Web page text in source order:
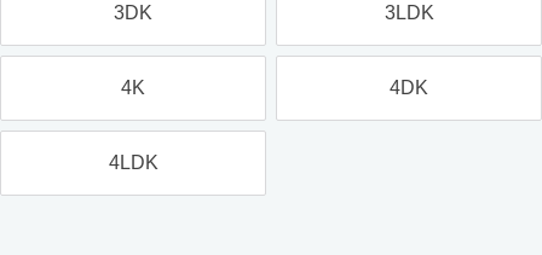
3DK 3LDK
4K 4DK
4LDK